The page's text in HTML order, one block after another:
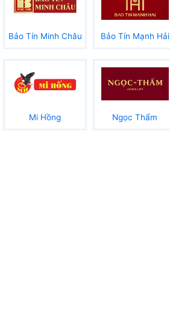
Bảo Tín Minh Châu Bảo Tín Mạnh Hải
Mi Hồng Ngọc Thẩm